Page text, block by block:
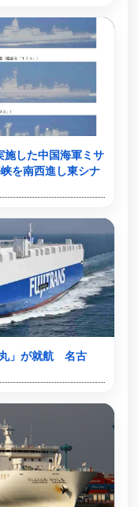
施した中国海軍ミサ
を南西進し東シナ
丸」が就航 名古